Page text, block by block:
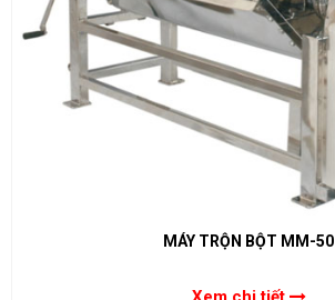
MÁY TRỘN BỘT MM-50